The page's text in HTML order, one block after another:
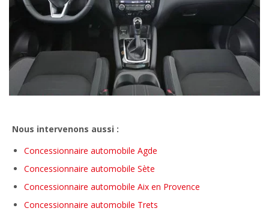
Nous intervenons aussi :
Concessionnaire automobile Agde
Concessionnaire automobile Sète
Concessionnaire automobile Aix en Provence
Concessionnaire automobile Trets